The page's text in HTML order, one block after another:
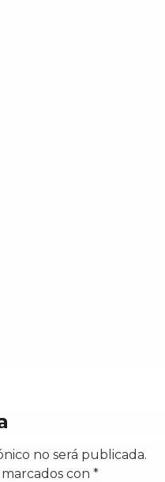
no será publicada.
con *